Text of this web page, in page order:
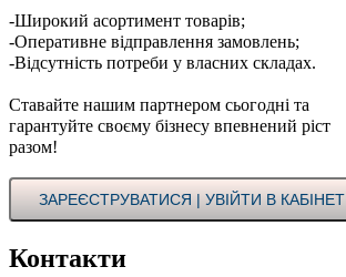
-Широкий асортимент товарів;
-Оперативне відправлення замовлень;
-Відсутність потреби у власних складах.
Ставайте нашим партнером сьогодні та
гарантуйте своєму бізнесу впевнений ріст
разом!
ЗАРЕЄСТРУВАТИСЯ | УВІЙТИ В КАБІНЕТ
Контакти